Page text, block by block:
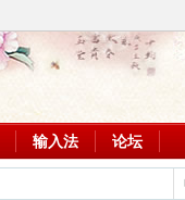
输入法 论坛